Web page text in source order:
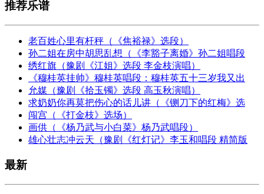
推荐乐谱
老百姓心里有杆秤（《焦裕禄》选段）
孙二姐在房中胡思乱想（《李豁子离婚》孙二姐唱段
绣红旗（豫剧《江姐》选段 李金枝演唱）
《穆桂英挂帅》穆桂英唱段：穆桂英五十三岁我又出
允媒（豫剧《拾玉镯》选段 高玉秋演唱）
求奶奶你再莫把伤心的话儿讲（《铡刀下的红梅》选
闯宫（《打金枝》选场）
画供（《杨乃武与小白菜》杨乃武唱段）
雄心壮志冲云天（豫剧《红灯记》李玉和唱段 精简版
最新